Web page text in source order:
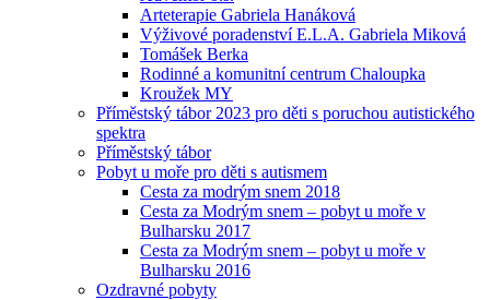
Arteterapie Gabriela Hanáková
Výživové poradenství E.L.A. Gabriela Miková
Tomášek Berka
Rodinné a komunitní centrum Chaloupka
Kroužek MY
Příměstský tábor 2023 pro děti s poruchou autistického
spektra
Příměstský tábor
Pobyt u moře pro děti s autismem
Cesta za modrým snem 2018
Cesta za Modrým snem – pobyt u moře v
Bulharsku 2017
Cesta za Modrým snem – pobyt u moře v
Bulharsku 2016
Ozdravné pobyty